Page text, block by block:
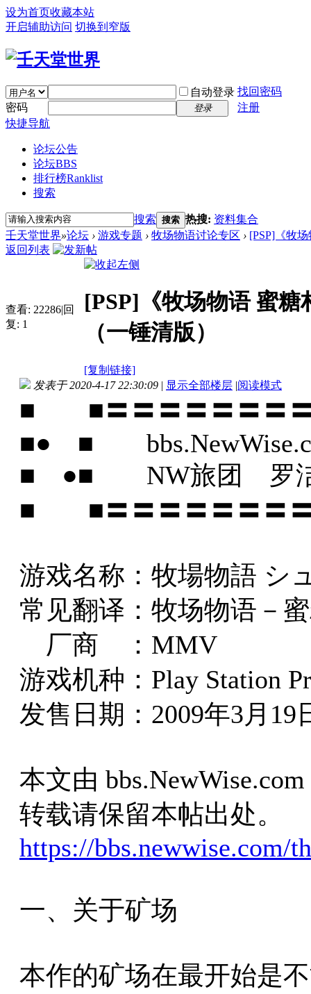
设为首页收藏本站
开启辅助访问 切换到窄版
自动登录 找回密码
密码
登录
注册
快捷导航
论坛公告
论坛BBS
排行榜Ranklist
搜索
搜索 搜索 热搜: 资料集合
壬天堂世界»论坛 › 游戏专题 › 牧场物语讨论专区 › [PSP]《牧
返回列表
查看: 22286|回
复: 1
[PSP]《牧场物语 蜜
（一锤清版）
[复制链接]
发表于 2020-4-17 22:30:09 | 显示全部楼层 |阅读模式
■ ■〓〓〓〓〓〓〓〓
■● ■
■ ●■ NW旅团 罗
■ ■〓〓〓〓〓〓〓〓
游戏名称：牧場物語 シ
常见翻译：牧场物语－
厂商 ：MMV
游戏机种：Play Station
发售日期：2009年3月19
本文由
转载请保留本帖出处。
https://bbs.newwise.com/
一、关于矿场
本作的矿场在最开始是